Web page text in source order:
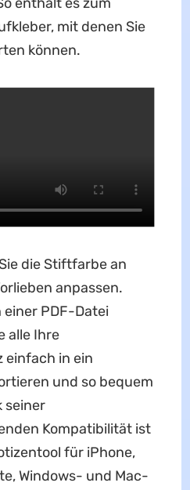
mit denen Sie
können.
die Stiftfarbe an
anpassen.
einer PDF-Datei
alle Ihre
einfach in ein
und so bequem
seiner
Kompatibilität ist
für iPhone,
Windows- und Mac-